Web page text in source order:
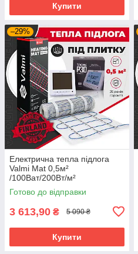
Купити
–29%
Електрична тепла підлога
Valmi Mat 0,5м²
/100Ват/200Вт/м²
нагрівальний мат
терморегулятором Valmi P30
Готово до відправки
3 613,90 ₴ 5 090 ₴
Купити